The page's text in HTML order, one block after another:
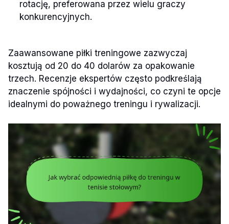
rotację, preferowana przez wielu graczy
konkurencyjnych.
Zaawansowane piłki treningowe zazwyczaj
kosztują od 20 do 40 dolarów za opakowanie
trzech. Recenzje ekspertów często podkreślają
znaczenie spójności i wydajności, co czyni te opcje
idealnymi do poważnego treningu i rywalizacji.